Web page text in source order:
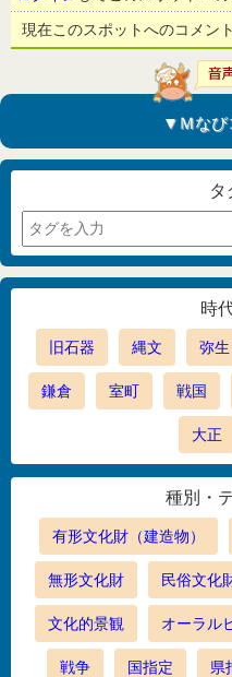
現在このスポットへのコメン
▼Ｍなび
タ
時
旧石器 縄文 弥生
鎌倉 室町 戦国
大正
種別・
有形文化財（建造物）
無形文化財 民俗文化
文化的景観 オーラル
戦争 国指定 県